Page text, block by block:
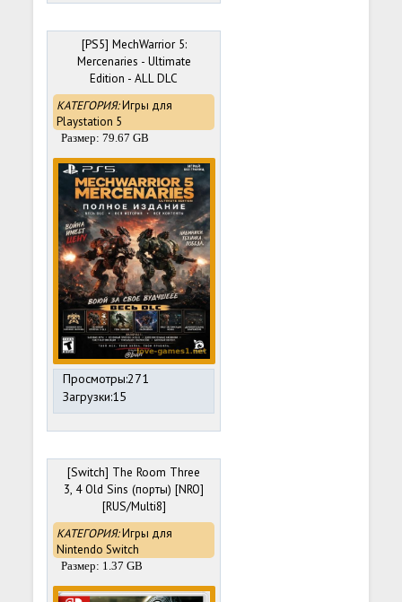
[PS5] MechWarrior 5:
Mercenaries - Ultimate
Edition - ALL DLC
(PPSA03859) [01.019]
[exfat]
КАТЕГОРИЯ:Игры для
Playstation 5
Размер: 79.67 GB
Просмотры:271
Загрузки:15
[Switch] The Room Three
3, 4 Old Sins (порты) [NRO]
[RUS/Multi8]
КАТЕГОРИЯ:Игры для
Nintendo Switch
Размер: 1.37 GB